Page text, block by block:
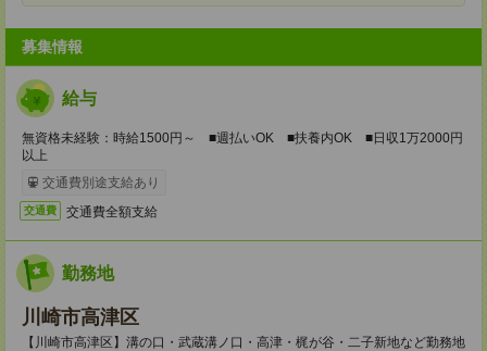
募集情報
給与
無資格未経験：時給1500円～ ■週払いOK ■扶養内OK ■日収1万2000円
以上
交通費別途支給あり
交通費 交通費全額支給
勤務地
川崎市高津区
【川崎市高津区】溝の口・武蔵溝ノ口・高津・梶が谷・二子新地など勤務地